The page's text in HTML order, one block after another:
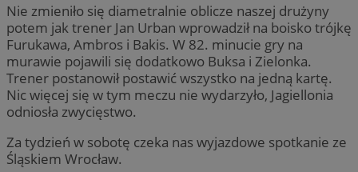
Nie zmieniło się diametralnie oblicze naszej drużyny
potem jak trener Jan Urban wprowadził na boisko trójkę
Furukawa, Ambros i Bakis. W 82. minucie gry na
murawie pojawili się dodatkowo Buksa i Zielonka.
Trener postanowił postawić wszystko na jedną kartę.
Nic więcej się w tym meczu nie wydarzyło, Jagiellonia
odniosła zwycięstwo.
Za tydzień w sobotę czeka nas wyjazdowe spotkanie ze
Śląskiem Wrocław.